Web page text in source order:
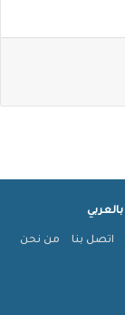
اتصل بنا من نحن